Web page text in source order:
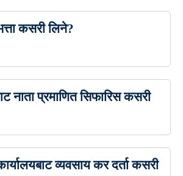
कसरी लिने?
नाता प्रमाणित सिफारिस कसरी
व्यवसाय कर दर्ता कसरी